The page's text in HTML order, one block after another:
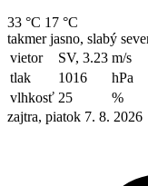
33 °C 17 °C
takmer jasno, slabý
vietor
SV, 3.23 m/s
tlak
1016
hPa
vlhkosť 25
%
zajtra, piatok 7. 8. 2026